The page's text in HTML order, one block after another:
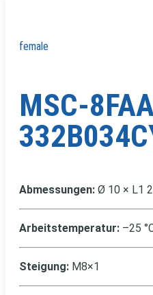
female
MSC-
Abmessungen: Ø 10 × L1
Arbeitstemperatur: –25
Steigung: M8×1